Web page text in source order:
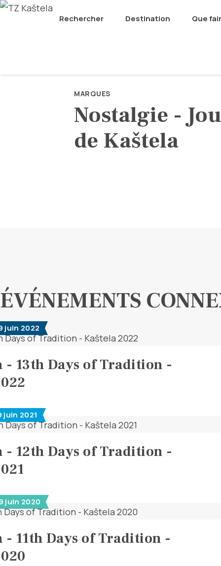
Rechercher Destination Que
MARQUES
Nostalgie -
de Kaštela
ÉVÉNEMENTS
juin 2022
- 13th Days of Tradition -
juin 2021
- 12th Days of Tradition -
juin 2020
- 11th Days of Tradition -